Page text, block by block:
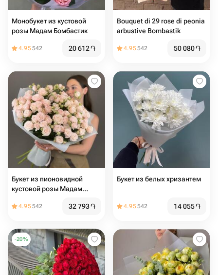
Монобукет из кустовой
розы Мадам Бомбастик
4.95542 20 612֏
Bouquet di 29 rose di peonia
arbustive Bombastik
4.95542 50 080֏
Букет из пионовидной
кустовой розы Мадам
4.95542 32 793֏
Букет из белых хризантем
4.95542 14 055֏
-20%